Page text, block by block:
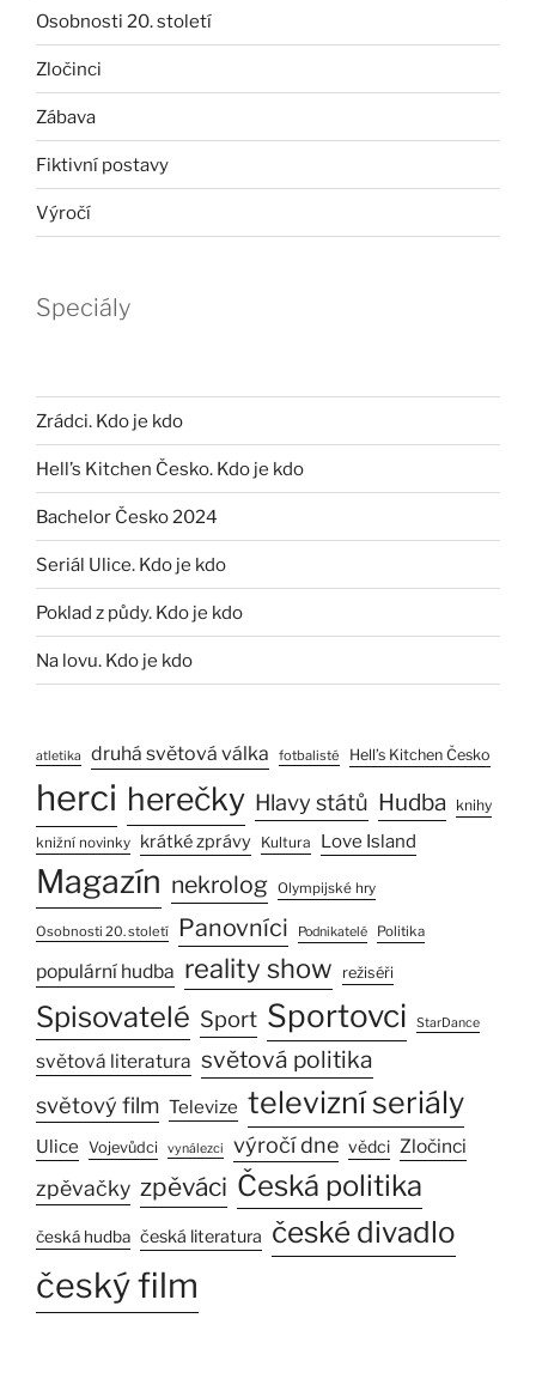
Osobnosti 20. století
Zločinci
Zábava
Fiktivní postavy
Výročí
Speciály
Zrádci. Kdo je kdo
Hell’s Kitchen Česko. Kdo je kdo
Bachelor Česko 2024
Seriál Ulice. Kdo je kdo
Poklad z půdy. Kdo je kdo
Na lovu. Kdo je kdo
atletika druhá světová válka fotbalisté Hell’s Kitchen Česko
herci herečky Hlavy států Hudba knihy
knižní novinky krátké zprávy Kultura Love Island
Magazín nekrolog Olympijské hry
Osobnosti 20. století Panovníci Podnikatelé Politika
populární hudba reality show režiséři
Spisovatelé Sport Sportovci StarDance
světová literatura světová politika
světový film Televize televizní seriály
Ulice Vojevůdci vynálezci výročí dne vědci Zločinci
zpěvačky zpěváci Česká politika
česká hudba česká literatura české divadlo
český film